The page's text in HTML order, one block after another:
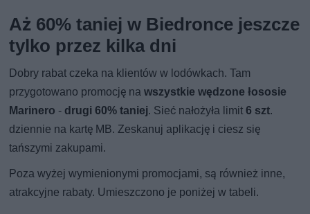
Aż 60% taniej w Biedronce jeszcze
tylko przez kilka dni
Dobry rabat czeka na klientów w lodówkach. Tam
przygotowano promocję nawszystkie wędzone łososie
Marinero - drugi 60% taniej. Sieć nałożyła limit6 szt.
dziennie na kartę MB. Zeskanuj aplikację i ciesz się
tańszymi zakupami.
Poza wyżej wymienionymi promocjami, są również inne,
atrakcyjne rabaty. Umieszczono je poniżej w tabeli.